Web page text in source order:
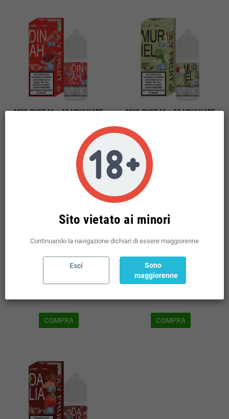
MINI SHOT 10 + 20 HOLY VAPE
Sel. Quantità
COMPRA
MINI SHOT 10 + 20 HOLY VAPE
(incl. imp. consumo: 1,52 €)
Sel. Quantità
COMPRA
Sito vietato ai minori
Continuando la navigazione dichiari di essere maggiorenne
Esci
Sono
maggiorenne